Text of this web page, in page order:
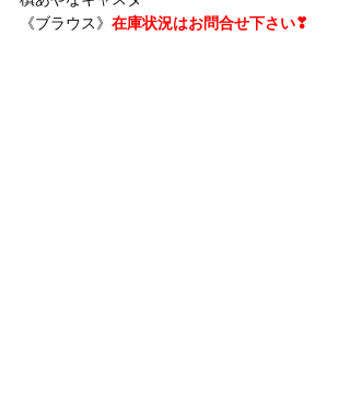
《ブラウス》 在庫状況はお問合せ下さい❣